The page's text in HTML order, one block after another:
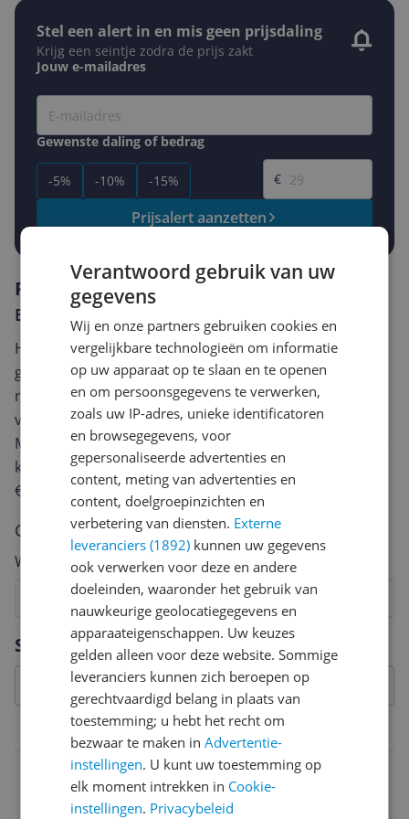
Stel een alert in en mis geen prijsdaling
Krijg een seintje zodra de prijs zakt
Jouw e-mailadres
Gewenste daling of bedrag
-5% -10% -15%
Gewenste prijs
€
Prijsalert aanzetten
Specificaties
Belangrijkste kenmerken
3296580428731
Reviews
Er zijn nog geen reviews geschreven
Heb jij dit product in bezit en wil je graag je mening
geven? Start dan hieronder met het schrijven van je
review. Afhankelijk van de details duurt het schrijven
van een review gemiddeld tussen de 3 en 10 minuten.
Met jouw mening help je andere bezoekers een betere
keuze te maken én maak je iedere maand kans op
€250,-!
Klik hier voor de actievoorwaarden.
Cijfer
Welk cijfer geef jij dit product?
8
7
6
5
4
3
2
Vraag 1 van 4
Verantwoord gebruik van uw
gegevens
Wij en onze partners gebruiken cookies en
vergelijkbare technologieën om informatie
op uw apparaat op te slaan en te openen
en om persoonsgegevens te verwerken,
zoals uw IP-adres, unieke identificatoren
en browsegegevens, voor
gepersonaliseerde advertenties en
content, meting van advertenties en
content, doelgroepinzichten en
verbetering van diensten. Externe
leveranciers (1892) kunnen uw gegevens
ook verwerken voor deze en andere
doeleinden, waaronder het gebruik van
nauwkeurige geolocatiegegevens en
apparaateigenschappen. Uw keuzes
gelden alleen voor deze website. Sommige
leveranciers kunnen zich beroepen op
gerechtvaardigd belang in plaats van
toestemming; u hebt het recht om
bezwaar te maken inAdvertentie-
instellingen. U kunt uw toestemming op
elk moment intrekken in Cookie-
instellingen. Privacybeleid